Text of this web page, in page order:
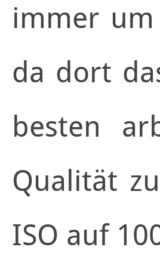
immer
da dort
besten
Qualität
ISO auf